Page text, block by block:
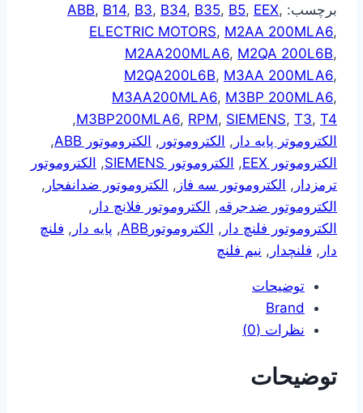
برچسب:
ABB, B14, B3, B34, B35, B5, EEX,
ELECTRIC MOTORS, M2AA 200MLA6,
M2AA200MLA6, M2QA 200L6B,
M2QA200L6B, M3AA 200MLA6,
M3AA200MLA6, M3BP 200MLA6,
M3BP200MLA6, RPM, SIEMENS, T3, T4
,
الکتروموتر پایه دار , الکتروموتور , الکتروموتور ABB
,
الکتروموتور EEX
, الکتروموتور SIEMENS , الکتروموتور
ترمزدار , الکتروموتور سه فاز , الکتروموتور ضدانفجار ,
الکتروموتور ضدجرقه, الکتروموتور فلانچ دار ,
الکتروموتور فلنچ دار , الکتروموتورABB , پایه دار , فلنچ
دار , فلنچدار , نیم فلنچ
توضیحات
Brand
نظرات (0)
توضیحات